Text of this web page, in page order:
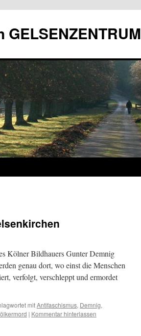
Kölner Bildhauers Gunter Demnig
genau dort, wo einst die Menschen
verfolgt, verschleppt und ermordet
mitAntifaschismus, Demnig,
| Kommentar hinterlassen